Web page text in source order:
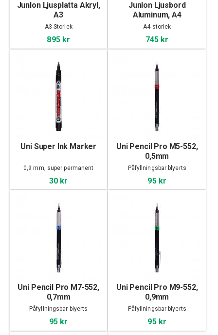
Junlon Ljusplatta Akryl,
A3
A3 Storlek
895 kr
Junlon Ljusbord
Aluminum, A4
A4 storlek
745 kr
Uni Super Ink Marker
0,9 mm, super permanent
30 kr
Uni Pencil Pro M5-552,
0,5mm
Påfyllningsbar blyerts
95 kr
Uni Pencil Pro M7-552,
0,7mm
Påfyllningsbar blyerts
95 kr
Uni Pencil Pro M9-552,
0,9mm
Påfyllningsbar blyerts
95 kr